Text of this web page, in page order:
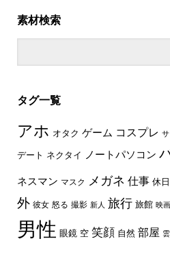
素材検索
タグ一覧
アホ オタク ゲーム コスプレ
デート ネクタイ ノートパソコン
ネスマン マスク メガネ 仕事 休日
外 彼女 怒る 撮影 新人 旅行 旅館 映画
男性 眼鏡 空 笑顔 自然 部屋 雲